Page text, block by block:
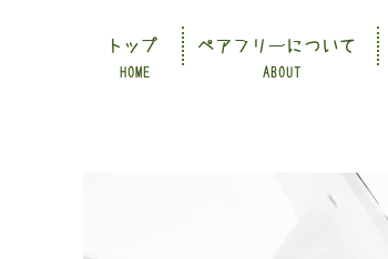
HOME ABOUT
トップ ペアフリーについて